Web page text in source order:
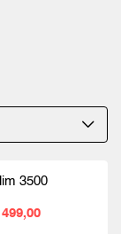
3500